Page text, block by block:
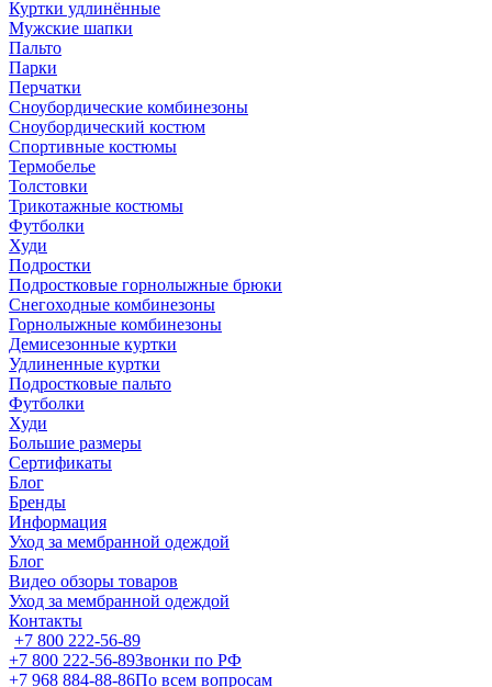
Куртки удлинённые
Мужские шапки
Пальто
Парки
Перчатки
Сноубордические комбинезоны
Сноубордический костюм
Спортивные костюмы
Термобелье
Толстовки
Трикотажные костюмы
Футболки
Худи
Подростки
Подростковые горнолыжные брюки
Снегоходные комбинезоны
Горнолыжные комбинезоны
Демисезонные куртки
Удлиненные куртки
Подростковые пальто
Футболки
Худи
Большие размеры
Сертификаты
Блог
Бренды
Информация
Уход за мембранной одеждой
Блог
Видео обзоры товаров
Уход за мембранной одеждой
Контакты
+7 800 222-56-89
+7 800 222-56-89Звонки по РФ
+7 968 884-88-86По всем вопросам